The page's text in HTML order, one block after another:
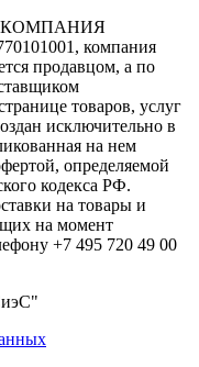
"КОМПАНИЯ
компания
продавцом, а по
товаров, услуг
исключительно в
на нем
определяемой
кодекса РФ.
на товары и
на момент
+7 495 720 49 00